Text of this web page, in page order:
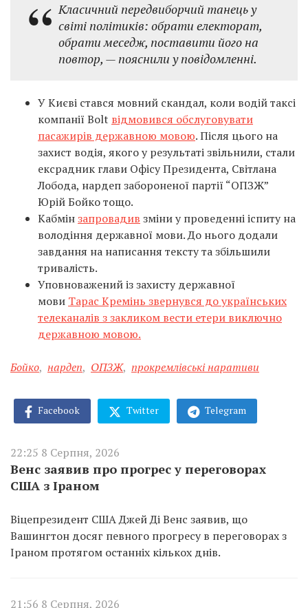
Класичний передвиборчий танець у
світі політиків: обрати електорат,
обрати меседж, поставити його на
повтор, — пояснили у повідомленні.
У Києві стався мовний скандал, коли водій таксі
компанії Bolt відмовився обслуговувати
пасажирів державною мовою. Після цього на
захист водія, якого у результаті звільнили, стали
ексрадник глави Офісу Президента, Світлана
Лобода, нардеп забороненої партії “ОПЗЖ”
Юрій Бойко тощо.
Кабмінзапровадив зміни у проведенні іспиту на
володіння державної мови. До нього додали
завдання на написання тексту та збільшили
тривалість.
Уповноважений із захисту державної
мови Тарас Кремінь звернувся до українських
телеканалів з закликом вести етери виключно
державною мовою.
Бойко, нардеп, ОПЗЖ, прокремлівські наративи
Facebook Twitter Telegram
22:25 8 Серпня, 2026
Венс заявив про прогрес у переговорах
США з Іраном
Віцепрезидент США Джей Ді Венс заявив, що
Вашингтон досяг певного прогресу в переговорах з
Іраном протягом останніх кількох днів.
21:56 8 Серпня, 2026